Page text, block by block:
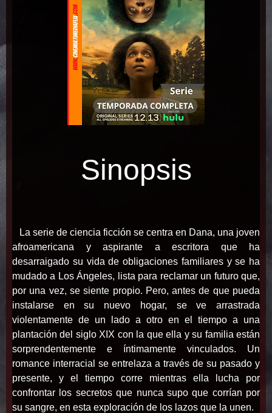
Sinopsis
La serie de ciencia ficción se centra en Dana, una joven
afroamericana y aspirante a escritora que ha
desarraigado su vida de obligaciones familiares y se ha
mudado a Los Ángeles, lista para reclamar un futuro que,
por una vez, se siente propio. Pero, antes de que pueda
instalarse en su nuevo hogar, se ve arrastrada
violentamente de un lado a otro en el tiempo a una
plantación del siglo XIX con la que ella y su familia están
sorprendentemente e íntimamente vinculados. Un
romance interracial se entrelaza a través de su pasado y
presente, y el tiempo corre mientras ella lucha por
confrontar los secretos que nunca supo que corrían por
su sangre, en esta exploración de los lazos que la unen.